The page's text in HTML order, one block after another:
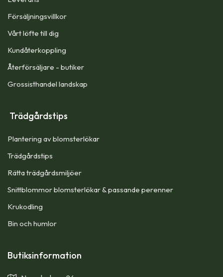
Försäljningsvillkor
Vårt löfte till dig​
Kundåterkoppling
Återförsäljare - butiker
Grossisthandel landskap
Trädgårdstips
Plantering av blomsterlökar
Trädgårdstips
Rätta trädgårdsmiljöer
Snittblommor blomsterlökar & passande perenner
Krukodling
Bin och humlor
Butiksinformation